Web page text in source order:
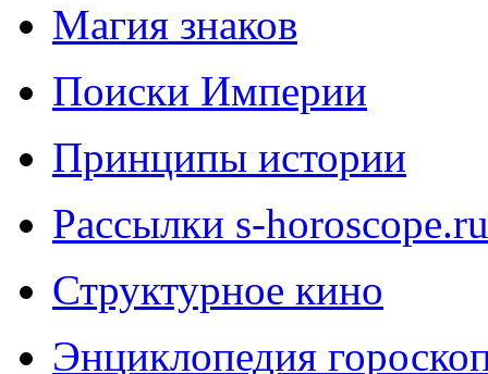
Магия знаков
Поиски Империи
Принципы истории
Рассылки s-horoscope.ru
Структурное кино
Энциклопедия